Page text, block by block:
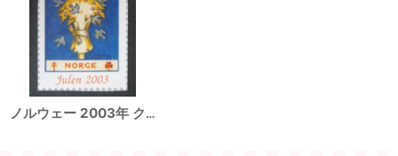
ノルウェー 2003年 クリスマスシール